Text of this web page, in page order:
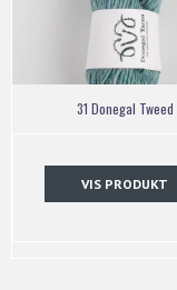
31 Donegal Tweed
VIS PRODUKT